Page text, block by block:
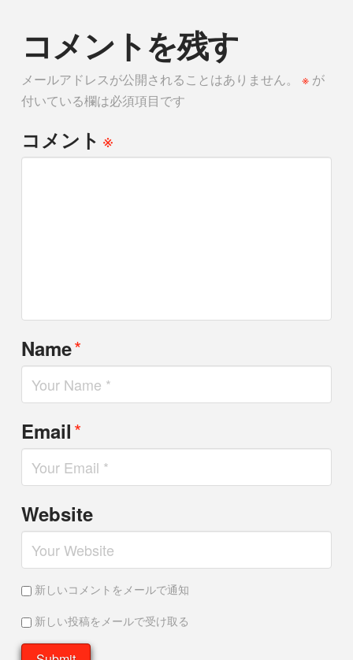
コメントを残す
メールアドレスが公開されることはありません。 ※が
付いている欄は必須項目です
コメント※
Name*
Email*
Website
新しいコメントをメールで通知
新しい投稿をメールで受け取る